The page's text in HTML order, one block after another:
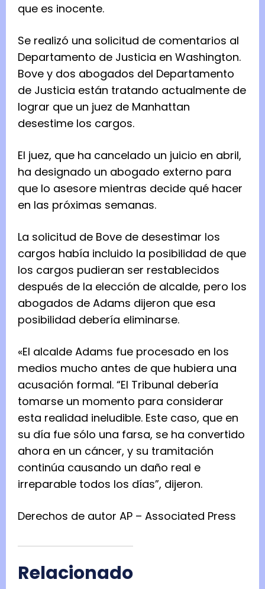
que es inocente.
Se realizó una solicitud de comentarios al
Departamento de Justicia en Washington.
Bove y dos abogados del Departamento
de Justicia están tratando actualmente de
lograr que un juez de Manhattan
desestime los cargos.
El juez, que ha cancelado un juicio en abril,
ha designado un abogado externo para
que lo asesore mientras decide qué hacer
en las próximas semanas.
La solicitud de Bove de desestimar los
cargos había incluido la posibilidad de que
los cargos pudieran ser restablecidos
después de la elección de alcalde, pero los
abogados de Adams dijeron que esa
posibilidad debería eliminarse.
«El alcalde Adams fue procesado en los
medios mucho antes de que hubiera una
acusación formal. “El Tribunal debería
tomarse un momento para considerar
esta realidad ineludible. Este caso, que en
su día fue sólo una farsa, se ha convertido
ahora en un cáncer, y su tramitación
continúa causando un daño real e
irreparable todos los días”, dijeron.
Derechos de autor AP – Associated Press
Relacionado